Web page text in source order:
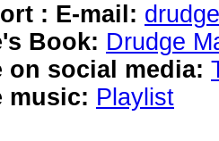
: E-mail:
Book: Drudge
on social media:
music: Playlist